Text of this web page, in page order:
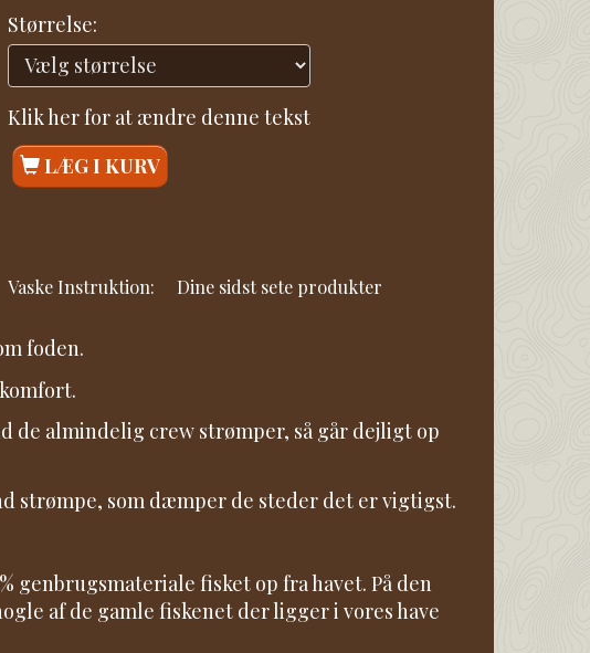
Størrelse:
Klik her for at ændre denne tekst
LÆG I KURV
Vaske Instruktion: Dine sidst sete produkter
foden.
de almindelig crew strømper, så går dejligt op
strømpe, som dæmper de steder det er vigtigst.
genbrugsmateriale fisket op fra havet. På den
af de gamle fiskenet der ligger i vores have